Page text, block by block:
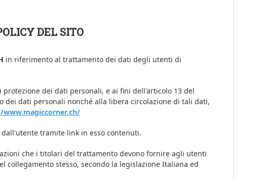
DEL SITO
in riferimento al trattamento dei dati degli utenti di
dei dati personali, e ai fini dell'articolo 13 del
dei dati personali nonché alla libera circolazione di tali dati,
tramite link in esso contenuti.
che i titolari del trattamento devono fornire agli utenti
collegamento stesso, secondo la legislazione Italiana ed